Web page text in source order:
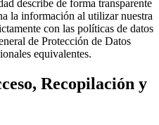
describe de forma transparente
la información al utilizar nuestra
con las políticas de datos
de Protección de Datos
equivalentes.
Recopilación y